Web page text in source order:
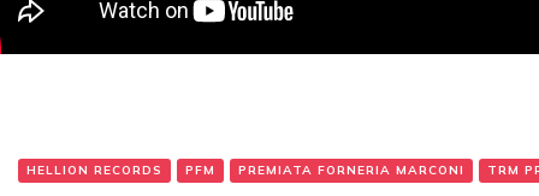
HELLION RECORDS PFM PREMIATA FORNERIA MARCONI TRM